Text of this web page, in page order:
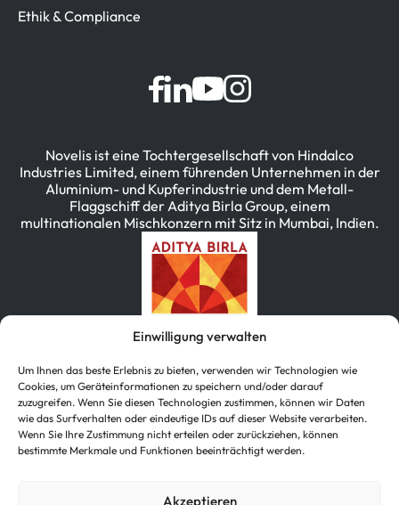
Einwilligung verwalten
Um Ihnen das beste Erlebnis zu bieten, verwenden wir Technologien wie
Cookies, um Geräteinformationen zu speichern und/oder darauf
zuzugreifen. Wenn Sie diesen Technologien zustimmen, können wir Daten
wie das Surfverhalten oder eindeutige IDs auf dieser Website verarbeiten.
Wenn Sie Ihre Zustimmung nicht erteilen oder zurückziehen, können
bestimmte Merkmale und Funktionen beeinträchtigt werden.
Akzeptieren
Ethik & Compliance
Novelis ist eine Tochtergesellschaft von Hindalco
Industries Limited, einem führenden Unternehmen in der
Aluminium- und Kupferindustrie und dem Metall-
Flaggschiff der Aditya Birla Group, einem
multinationalen Mischkonzern mit Sitz in Mumbai, Indien.
简体中文(Vereinfachtes Chinesisch)